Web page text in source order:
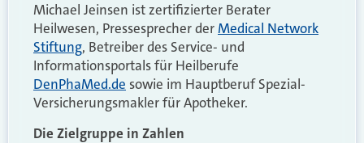
Michael Jeinsen ist zertifizierter Berater
Heilwesen, Pressesprecher derMedical Network
Stiftung, Betreiber des Service- und
Informationsportals für Heilberufe
DenPhaMed.de sowie im Hauptberuf Spezial-
Versicherungsmakler für Apotheker.
Die Zielgruppe in Zahlen